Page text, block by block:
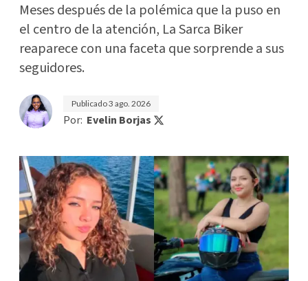
Meses después de la polémica que la puso en
el centro de la atención, La Sarca Biker
reaparece con una faceta que sorprende a sus
seguidores.
Publicado3 ago. 2026
Por: Evelin Borjas